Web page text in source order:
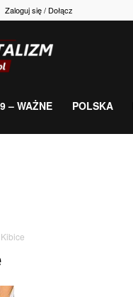
Zaloguj się / Dołącz
gospodarka,
– WAŻNE POLSKA
Kibice